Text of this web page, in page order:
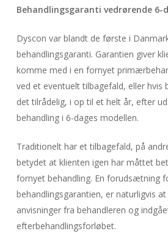
Behandlingsgaranti vedrørende 6-
Dyscon var blandt de første i
behandlingsgaranti. Garantien giver
komme med i en fornyet
ved et eventuelt tilbagefald, eller hvis
det tilrådelig, i op til et helt år, efter
behandling i 6-dages modellen.
Traditionelt har et tilbagefald, på
betydet at klienten igen har måttet
fornyet behandling. En forudsætning
behandlingsgarantien, er naturligvis
anvisninger fra behandleren og
efterbehandlingsforløbet.